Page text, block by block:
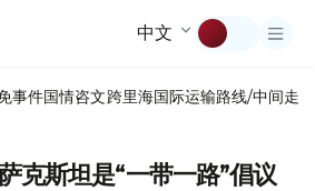
中文
事件国情咨文跨里海国际运输路线/中间走廊
克斯坦是“一带一路”倡议